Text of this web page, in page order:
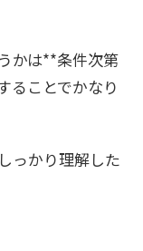
かは**条件次第
ることでかなり
っかり理解した